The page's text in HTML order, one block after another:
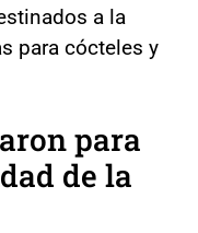
a la
para cócteles y
para
de la